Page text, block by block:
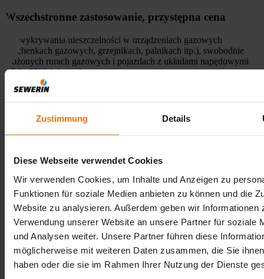
Zustimmung Details
Diese Webseite verwendet Cookies
Wir verwenden Cookies, um Inhalte und Anzeigen zu
Funktionen für soziale Medien anbieten zu können und die
Website zu analysieren. Außerdem geben wir Informationen
Verwendung unserer Website an unsere Partner für soziale
und Analysen weiter. Unsere Partner führen diese
möglicherweise mit weiteren Daten zusammen, die Sie
haben oder die sie im Rahmen Ihrer Nutzung der Dienste
Wszechstronne zastosowanie, przystępna cena
Do wykrywania nieszczelności w urządzeniach gazowych
(kuchenkach gazowych, grzejnikach, palnikach itp.), swobodnie
ułożonych rurach gazowych i pojazdach z układami napędowymi
LPG, CNG lub wodorowymi.
Szybka gotowość do użycia
Urządzenie SNOOPER mini jest gotowe do użycia w ciągu 20
Korzystanie z urządzenia SNOOPER
SNOOPER mini jest idealny dla instalatorów gazowych, zakładów
użyteczności publicznej i techników serwisowych, którzy kontrolują
odsłonięte rury gazowe w budynkach. Elastyczne systemy
czujników umożliwiają zarówno rutynowe inspekcje, jak i
ukierunkowane wykrywanie wycieków w swobodnie dostępnych
obszarach. SNOOPER mini nadaje się również do testowania
szczelności rur, zaworów i innych produktów przemysłowych przy
użyciu metody gazu znacznikowego. SNOOPER mini jest nawet